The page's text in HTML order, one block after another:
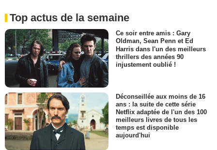
Top actus de la semaine
Ce soir entre amis : Gary
Oldman, Sean Penn et Ed
Harris dans l'un des meilleurs
thrillers des années 90
injustement oublié !
Déconseillée aux moins de 16
ans : la suite de cette série
Netflix adaptée de l'un des 100
meilleurs livres de tous les
temps est disponible
aujourd'hui